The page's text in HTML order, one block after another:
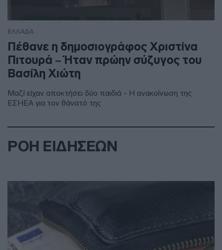
ΕΛΛΑΔΑ
Πέθανε η δημοσιογράφος Χριστίνα
Πιτουρά – Ήταν πρώην σύζυγος του
Βασίλη Χιώτη
Μαζί είχαν αποκτήσει δύο παιδιά - Η ανακοίνωση της
ΕΣΗΕΑ για τον θάνατό της
ΡΟΗ ΕΙΔΗΣΕΩΝ